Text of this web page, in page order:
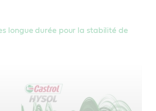
longue durée pour la stabilité de